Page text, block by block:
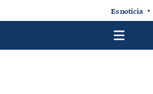
Es noticia